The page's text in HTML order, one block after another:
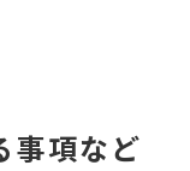
事項など